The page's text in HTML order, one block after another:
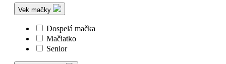
Vek mačky
Dospelá mačka
Mačiatko
Senior